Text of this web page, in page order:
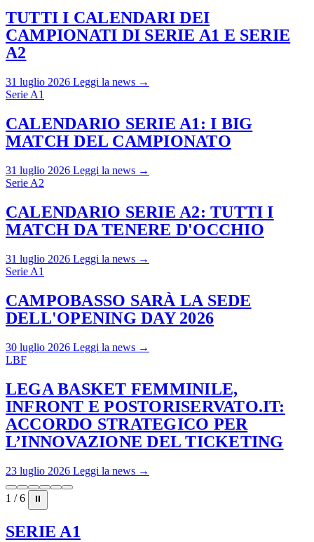
TUTTI I CALENDARI DEI
CAMPIONATI DI SERIE A1 E SERIE
A2
31 luglio 2026 Leggi la news →
Serie A1
CALENDARIO SERIE A1: I BIG
MATCH DEL CAMPIONATO
31 luglio 2026 Leggi la news →
Serie A2
CALENDARIO SERIE A2: TUTTI I
MATCH DA TENERE D'OCCHIO
31 luglio 2026 Leggi la news →
Serie A1
CAMPOBASSO SARÀ LA SEDE
DELL'OPENING DAY 2026
30 luglio 2026 Leggi la news →
LBF
LEGA BASKET FEMMINILE,
INFRONT E POSTORISERVATO.IT:
ACCORDO STRATEGICO PER
L’INNOVAZIONE DEL TICKETING
23 luglio 2026 Leggi la news →
1 / 6 ⏸
SERIE A1